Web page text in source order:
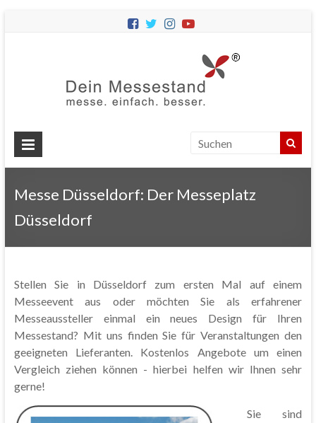
Messestände
für
Messe Düsseldorf: Der Messeplatz
Düsseldorf
Stellen Sie in Düsseldorf zum ersten Mal auf einem
Messeevent aus oder möchten Sie als erfahrener
Messeaussteller einmal ein neues Design für Ihren
Messestand? Mit uns finden Sie für Veranstaltungen den
geeigneten Lieferanten. Kostenlos Angebote um einen
Vergleich ziehen können - hierbei helfen wir Ihnen sehr
gerne!
Sie sind